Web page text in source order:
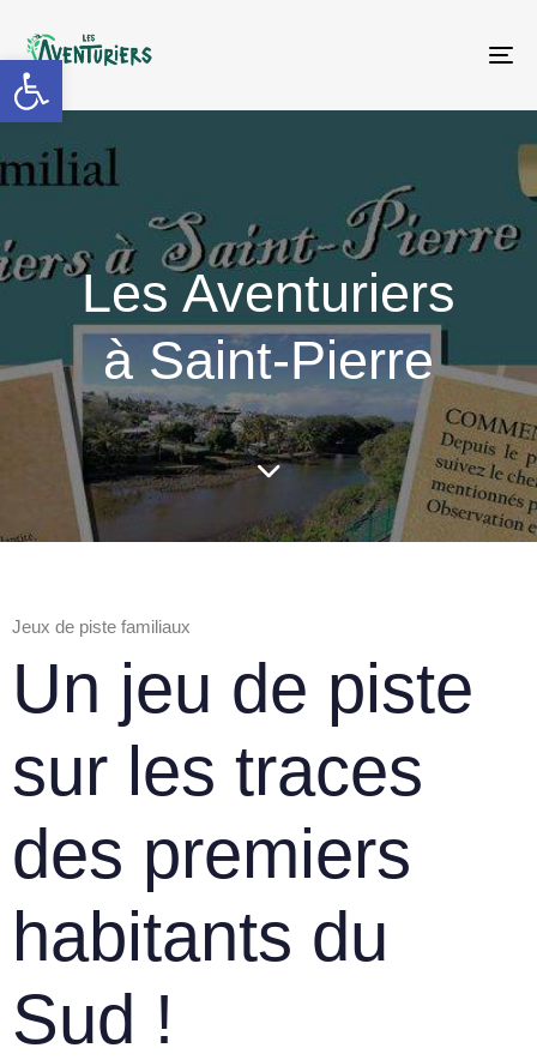
Ouvrir la barre d’outils
Les Aventuriers
à Saint-Pierre
Jeux de piste familiaux
Un jeu de piste
sur les traces
des premiers
habitants du
Sud !